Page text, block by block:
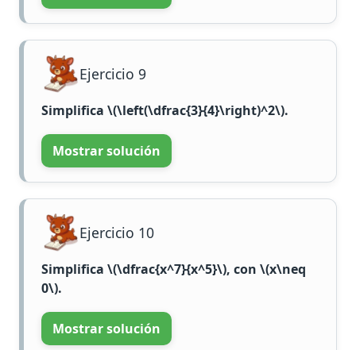
Ejercicio 9
Simplifica \(\left(\dfrac{3}{4}\right)^2\).
Mostrar solución
Ejercicio 10
Simplifica \(\dfrac{x^7}{x^5}\), con \(x\neq
0\).
Mostrar solución